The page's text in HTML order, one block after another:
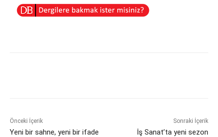
Önceki İçerik
Yeni bir sahne, yeni bir ifade
Sonraki İçerik
İş Sanat’ta yeni sezon